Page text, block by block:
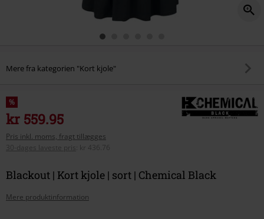
Mere fra kategorien "Kort kjole"
%
kr 559.95
Pris inkl. moms, fragt tillægges
30-dages laveste pris
kr 436.76
Blackout | Kort kjole | sort | Chemical Black
Mere produktinformation